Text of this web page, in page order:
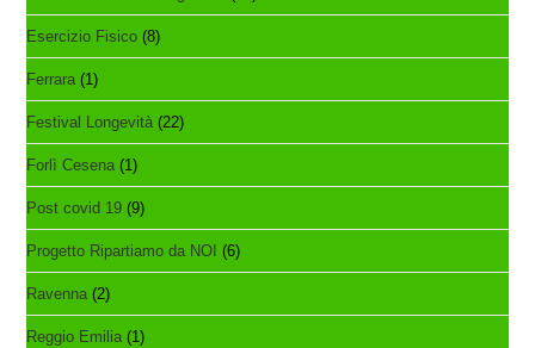
Esercizio Fisico (8)
Ferrara (1)
Festival Longevità (22)
Forlì Cesena (1)
Post covid 19 (9)
Progetto Ripartiamo da NOI (6)
Ravenna (2)
Reggio Emilia (1)